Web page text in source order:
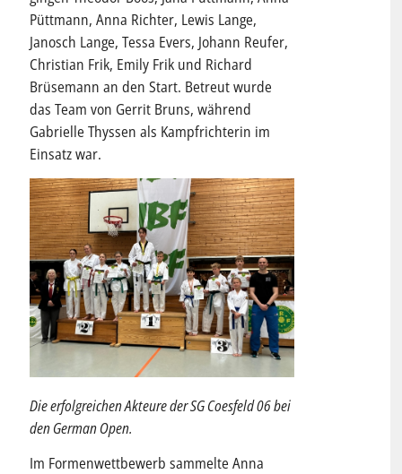
Püttmann, Anna Richter, Lewis Lange,
Janosch Lange, Tessa Evers, Johann Reufer,
Christian Frik, Emily Frik und Richard
Brüsemann an den Start. Betreut wurde
das Team von Gerrit Bruns, während
Gabrielle Thyssen als Kampfrichterin im
Einsatz war.
Die erfolgreichen Akteure der SG Coesfeld 06 bei
den German Open.
Im Formenwettbewerb sammelte Anna